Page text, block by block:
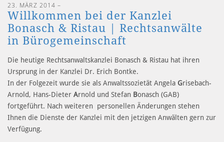
23. MÄRZ 2014 –
Willkommen bei der Kanzlei
Bonasch & Ristau | Rechtsanwälte
in Bürogemeinschaft
Die heutige Rechtsanwaltskanzlei Bonasch & Ristau hat ihren
Ursprung in der Kanzlei Dr. Erich Bontke.
In der Folgezeit wurde sie als Anwaltssozietät Angela Grisebach-
Arnold, Hans-Dieter Arnold und Stefan Bonasch (GAB)
fortgeführt. Nach weiteren personellen Änderungen stehen
Ihnen die Dienste der Kanzlei mit den jetzigen Anwälten gern zur
Verfügung.